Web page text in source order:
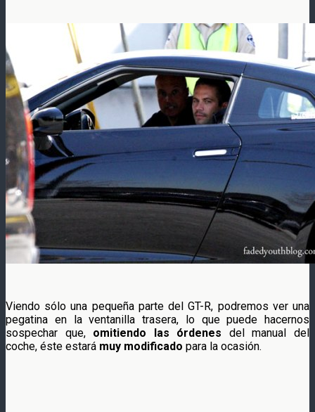
Viendo sólo una pequeña parte del GT-R, podremos ver una
pegatina en la ventanilla trasera, lo que puede hacernos
sospechar que, omitiendo las órdenes del manual del
coche, éste estará muy modificado para la ocasión.